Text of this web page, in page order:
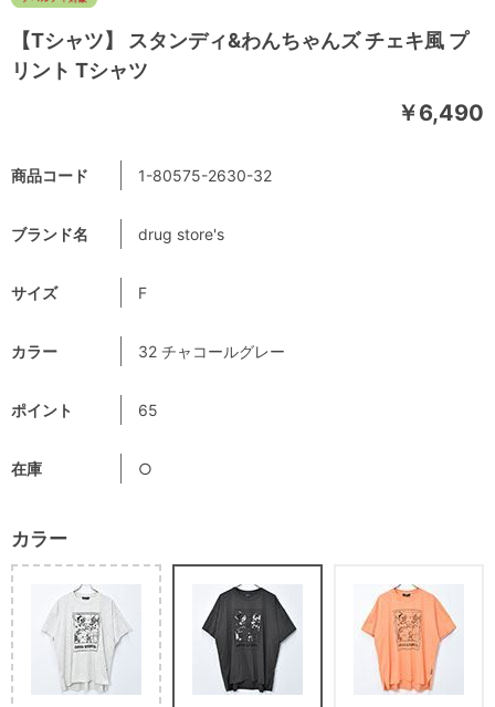
【Tシャツ】 スタンディ&わんちゃんズ チェキ風 プ
リント Tシャツ
￥6,490
商品コード 1-80575-2630-32
ブランド名 drug store's
サイズ F
カラー 32 チャコールグレー
ポイント 65
在庫 ○
カラー